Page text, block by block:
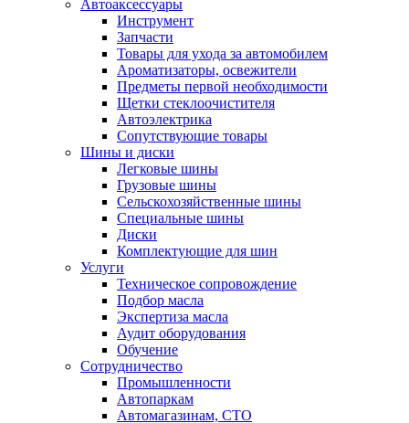
Автоаксессуары
Инструмент
Запчасти
Товары для ухода за автомобилем
Ароматизаторы, освежители
Предметы первой необходимости
Щетки стеклоочистителя
Автоэлектрика
Сопутствующие товары
Шины и диски
Легковые шины
Грузовые шины
Сельскохозяйственные шины
Специальные шины
Диски
Комплектующие для шин
Услуги
Техническое сопровождение
Подбор масла
Экспертиза масла
Аудит оборудования
Обучение
Сотрудничество
Промышленности
Автопаркам
Автомагазинам, СТО